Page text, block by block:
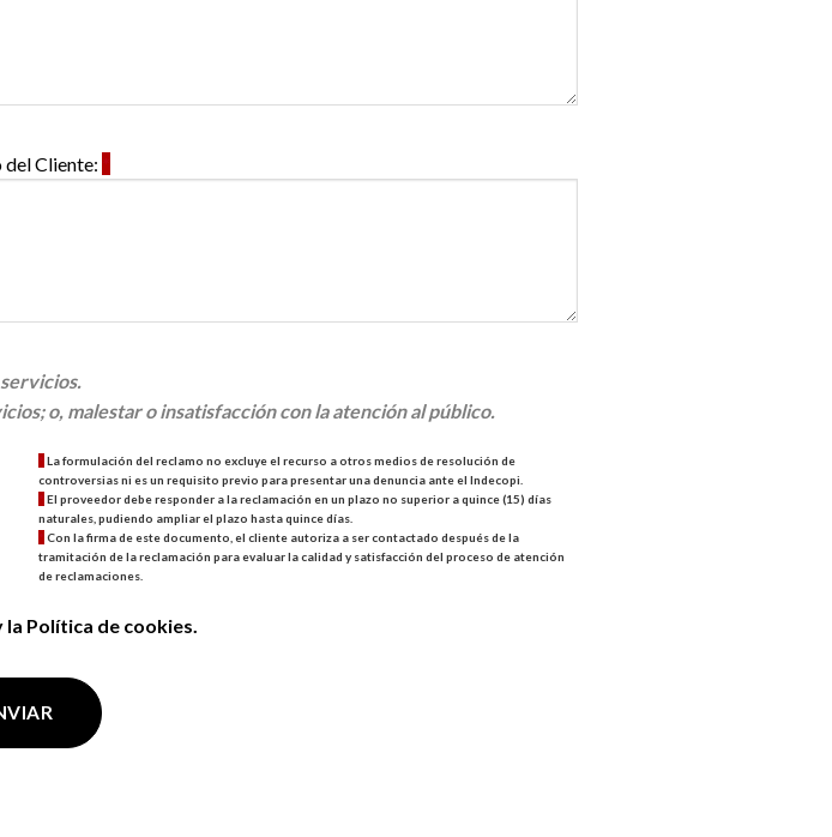
del Cliente:
o, malestar o insatisfacción con la atención al público.
La formulación del reclamo no excluye el recurso a otros medios de resolución de
controversias ni es un requisito previo para presentar una denuncia ante el Indecopi.
El proveedor debe responder a la reclamación en un plazo no superior a quince (15) días
naturales, pudiendo ampliar el plazo hasta quince días.
Con la firma de este documento, el cliente autoriza a ser contactado después de la
tramitación de la reclamación para evaluar la calidad y satisfacción del proceso de atención
de reclamaciones.
Política de cookies.